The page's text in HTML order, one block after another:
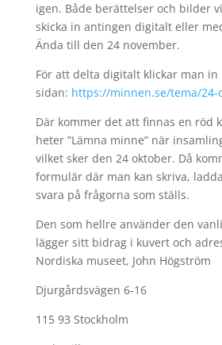
igen. Både berättelser och bilder
skicka in antingen digitalt eller
Ända till den 24 november.
För att delta digitalt klickar man in
sidan: https://minnen.se/tema/24-
Där kommer det att finnas en röd
heter ”Lämna minne” när
vilket sker den 24 oktober. Då
formulär där man kan skriva,
svara på frågorna som ställs.
Den som hellre använder den
lägger sitt bidrag i kuvert och
Nordiska museet, John Högström
Djurgårdsvägen 6-16
115 93 Stockholm